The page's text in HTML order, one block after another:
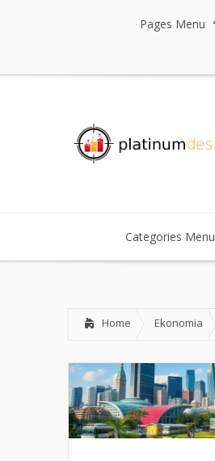
Pages Menu
Categories Menu
Home Ekonomia